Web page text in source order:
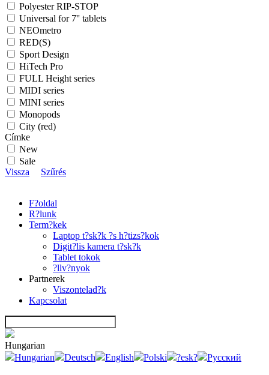
Polyester RIP-STOP
Universal for 7'' tablets
NEOmetro
RED(S)
Sport Design
HiTech Pro
FULL Height series
MIDI series
MINI series
Monopods
City (red)
Címke
New
Sale
Vissza
Szűrés
F?oldal
R?lunk
Term?kek
Laptop t?sk?k ?s h?tizs?kok
Digit?lis kamera t?sk?k
Tablet tokok
?llv?nyok
Partnerek
Viszontelad?k
Kapcsolat
Hungarian
Hungarian
Deutsch English Polski ?esk? Русский